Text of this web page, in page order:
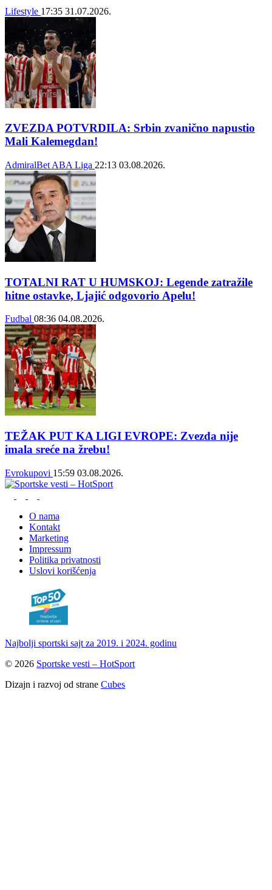
Lifestyle 17:35 31.07.2026.
ZVEZDA POTVRDILA: Srbin zvanično napustio
Mali Kalemegdan!
AdmiralBet ABA Liga 22:13 03.08.2026.
TOTALNI RAT U HUMSKOJ: Legende zatražile
hitne ostavke, Ljajić odgovorio Apelu!
Fudbal 08:36 04.08.2026.
TEŽAK PUT KA LIGI EVROPE: Zvezda nije
imala sreće na žrebu!
Evrokupovi 15:59 03.08.2026.
O nama
Kontakt
Marketing
Impressum
Politika privatnosti
Uslovi korišćenja
Najbolji sportski sajt za 2019. i 2024. godinu
© 2026 Sportske vesti – HotSport
Dizajn i razvoj od strane Cubes